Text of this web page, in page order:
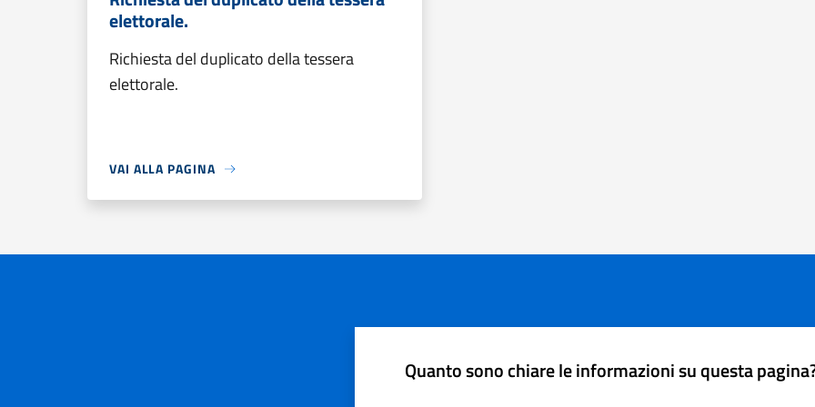
elettorale.
Richiesta del duplicato della tessera
elettorale.
VAI ALLA PAGINA
Quanto sono chiare le informazioni su questa